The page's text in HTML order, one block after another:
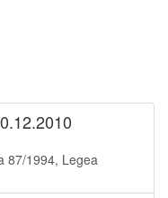
87/1994, Legea